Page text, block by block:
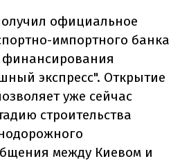
официальное
импортного банка
финансирования
экспресс". Открытие
уже сейчас
строительства
между Киевом и